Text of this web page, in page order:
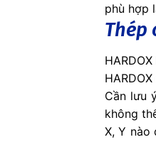
phù hợp
Thép
Cần lưu
không
X, Y nào